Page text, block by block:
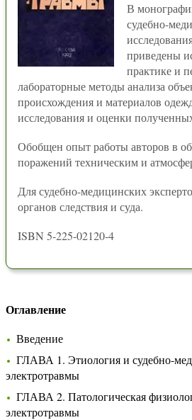
В
судебно-
приведены
практике и
лабораторные методы анализа
происхождения и материалов
исследования и оценки
Обобщен опыт работы авторов в
поражений техническим и
Для судебно-медицинских
органов следствия и суда.
ISBN 5-225-02120-4
Оглавление
Введение
ГЛАВА 1. Этиология и судебно-
электротравмы
ГЛАВА 2. Патологическая
электротравмы